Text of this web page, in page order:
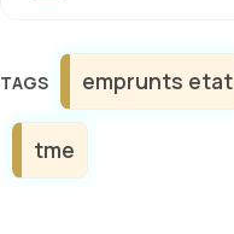
Étiquettes
emprunts etat
tme